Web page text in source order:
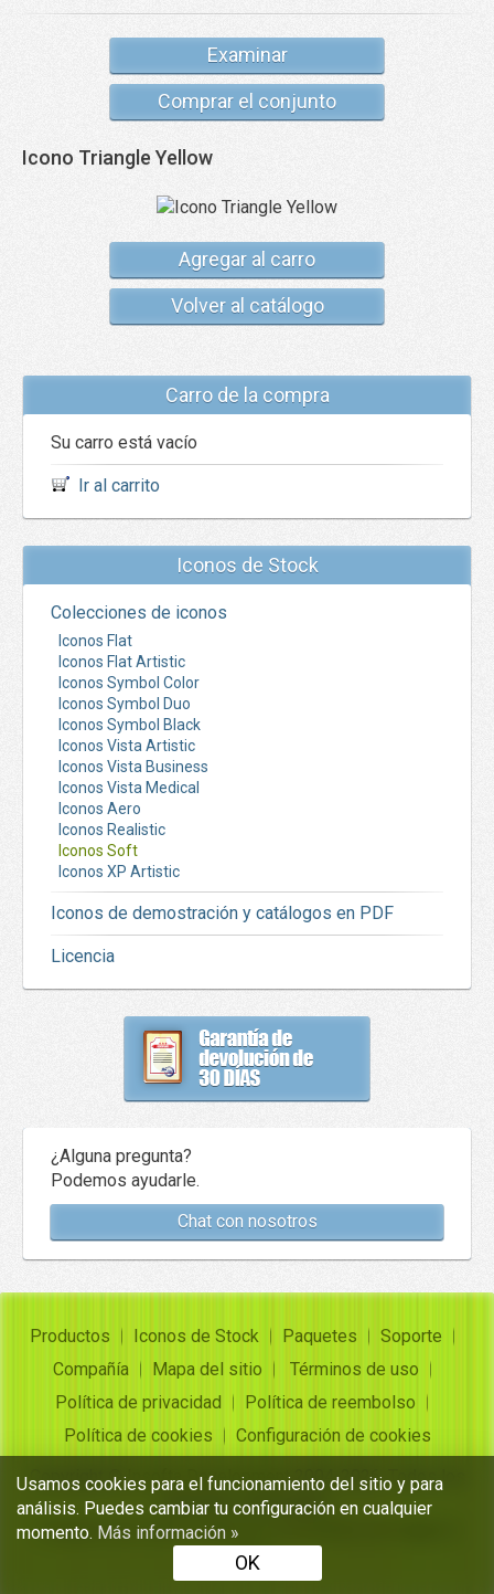
Examinar
Comprar el conjunto
Icono Triangle Yellow
Agregar al carro
Volver al catálogo
Carro de la compra
Su carro está vacío
Ir al carrito
Iconos de Stock
Colecciones de iconos
Iconos Flat
Iconos Flat Artistic
Iconos Symbol Color
Iconos Symbol Duo
Iconos Symbol Black
Iconos Vista Artistic
Iconos Vista Business
Iconos Vista Medical
Iconos Aero
Iconos Realistic
Iconos Soft
Iconos XP Artistic
Iconos de demostración y catálogos en PDF
Licencia
¿Alguna pregunta?
Podemos ayudarle.
Chat con nosotros
Productos Iconos de Stock Paquetes
Soporte
Compañía
Mapa del sitio
Términos de uso
Política de privacidad
Política de reembolso
Política de cookies
Configuración de cookies
Copyright ©Insofta Development 2004-2026. Todos los
derechos reservados
Conjuntos de iconos gratuitos, convertidor de imagen a
icono
Usamos cookies para el funcionamiento del sitio y para
análisis. Puedes cambiar tu configuración en cualquier
momento. Más información »
OK